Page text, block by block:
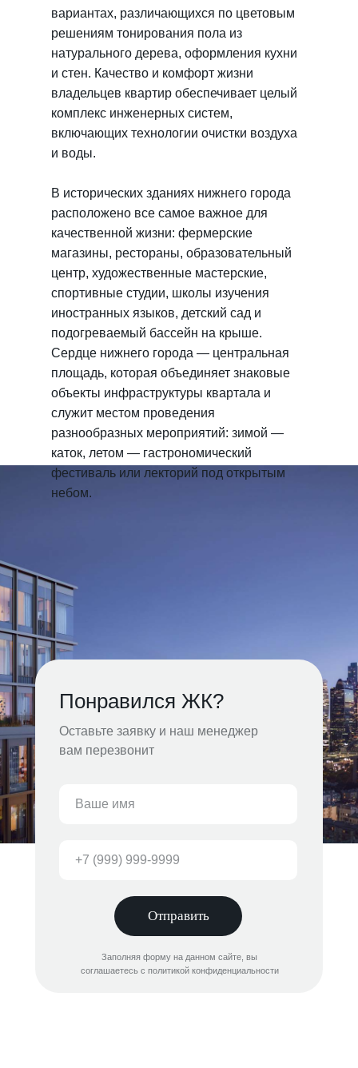
вариантах, различающихся по цветовым
решениям тонирования пола из
натурального дерева, оформления кухни
и стен. Качество и комфорт жизни
владельцев квартир обеспечивает целый
комплекс инженерных систем,
включающих технологии очистки воздуха
и воды.
В исторических зданиях нижнего города
расположено все самое важное для
качественной жизни: фермерские
магазины, рестораны, образовательный
центр, художественные мастерские,
спортивные студии, школы изучения
иностранных языков, детский сад и
подогреваемый бассейн на крыше.
Сердце нижнего города — центральная
площадь, которая объединяет знаковые
объекты инфраструктуры квартала и
служит местом проведения
разнообразных мероприятий: зимой —
каток, летом — гастрономический
фестиваль или лекторий под открытым
небом.
Отправить
Оставьте заявку и наш менеджер
вам перезвонит
Понравился ЖК?
Заполняя форму на данном сайте, вы
соглашаетесь с политикой конфиденциальности